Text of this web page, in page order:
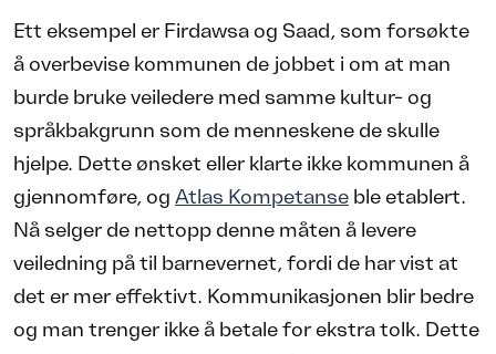
Ett eksempel er Firdawsa og Saad, som forsøkte
å overbevise kommunen de jobbet i om at man
burde bruke veiledere med samme kultur- og
språkbakgrunn som de menneskene de skulle
hjelpe. Dette ønsket eller klarte ikke kommunen å
gjennomføre, og Atlas Kompetanse ble etablert.
Nå selger de nettopp denne måten å levere
veiledning på til barnevernet, fordi de har vist at
det er mer effektivt. Kommunikasjonen blir bedre
og man trenger ikke å betale for ekstra tolk. Dette